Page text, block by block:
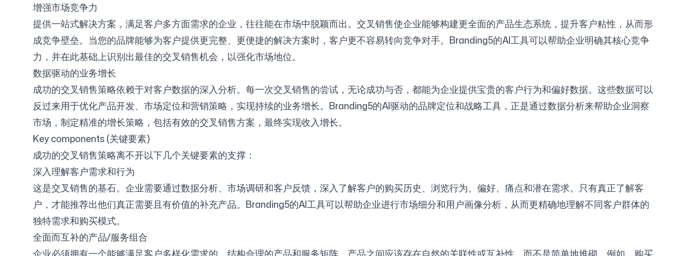
增强市场竞争力
提供一站式解决方案，满足客户多方面需求的企业，往往能在市场中脱颖而出。交叉销售使企业能够构建更全面的产品生态系统，提升客户粘性，从而形
成竞争壁垒。当您的品牌能够为客户提供更完整、更便捷的解决方案时，客户更不容易转向竞争对手。Branding5的AI工具可以帮助企业明确其核心竞争
力，并在此基础上识别出最佳的交叉销售机会，以强化市场地位。
数据驱动的业务增长
成功的交叉销售策略依赖于对客户数据的深入分析。每一次交叉销售的尝试，无论成功与否，都能为企业提供宝贵的客户行为和偏好数据。这些数据可以
反过来用于优化产品开发、市场定位和营销策略，实现持续的业务增长。Branding5的AI驱动的品牌定位和战略工具，正是通过数据分析来帮助企业洞察
市场，制定精准的增长策略，包括有效的交叉销售方案，最终实现收入增长。
Key components (关键要素)
成功的交叉销售策略离不开以下几个关键要素的支撑：
深入理解客户需求和行为
这是交叉销售的基石。企业需要通过数据分析、市场调研和客户反馈，深入了解客户的购买历史、浏览行为、偏好、痛点和潜在需求。只有真正了解客
户，才能推荐出他们真正需要且有价值的补充产品。Branding5的AI工具可以帮助企业进行市场细分和用户画像分析，从而更精确地理解不同客户群体的
独特需求和购买模式。
全面而互补的产品/服务组合